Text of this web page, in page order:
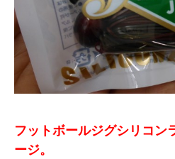
フットボールジグシリコン
ージ。